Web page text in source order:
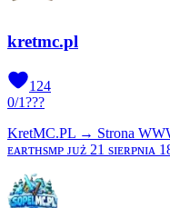
kretmc.pl
124
0/1???
KretMC.PL → Strona
ᴇᴀʀᴛʜsᴍᴘ ᴊᴜż 21 sɪᴇʀᴘɴɪᴀ